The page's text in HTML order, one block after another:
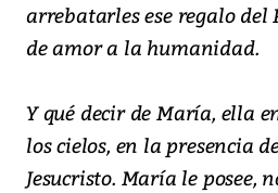
arrebatarles ese regalo del
de amor a la humanidad.
Y qué decir de María, ella
los cielos, en la presencia
Jesucristo. María le posee,